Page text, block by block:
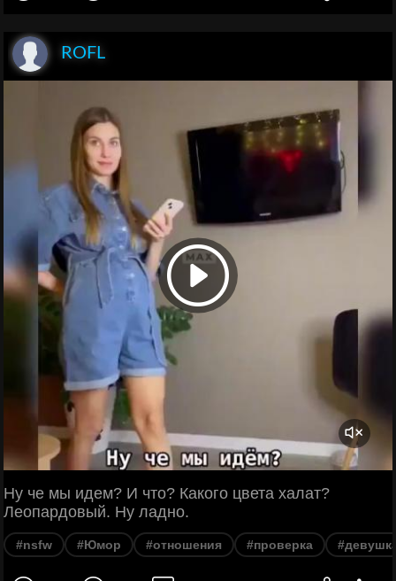
ROFL
Ну че мы идем? И что? Какого цвета халат?
Леопардовый. Ну ладно.
#nsfw #Юмор #отношения #проверка